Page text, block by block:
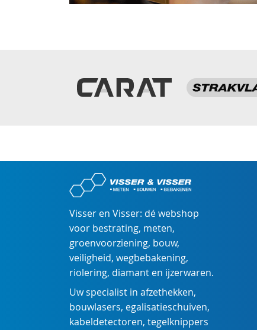
Visser en Visser: dé webshop
voor bestrating, meten,
groenvoorziening, bouw,
veiligheid, wegbebakening,
riolering, diamant en ijzerwaren.
Uw specialist in afzethekken,
bouwlasers, egalisatieschuiven,
kabeldetectoren, tegelknippers